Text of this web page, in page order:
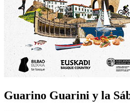
Guarino Guarini y la